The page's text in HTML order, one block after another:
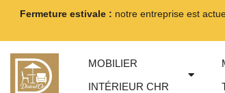
Fermeture estivale : notre entreprise est
Aller
contenu
MOBILIER
INTÉRIEUR CHR